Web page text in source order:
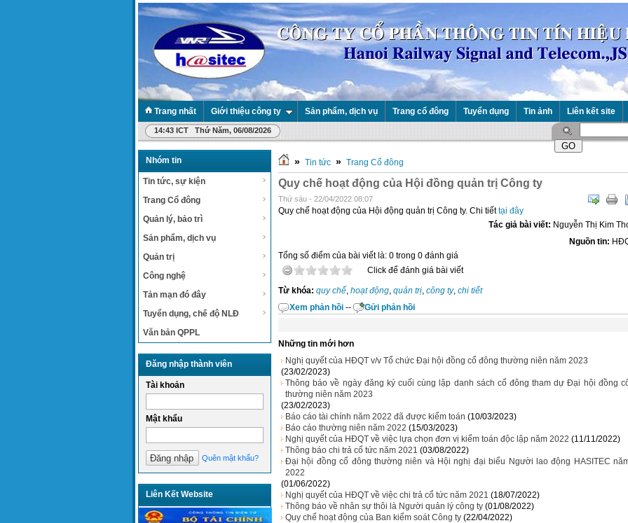
Trang nhất Giới thiệu công ty Sản phẩm, dịch vụ Trang cổ đông Tuyển dụng Tin ảnh Liên kết site
14:43 ICT Thứ Năm, 06/08/2026
Nhóm tin
Tin tức, sự kiện
Trang Cổ đông
Quản lý, bảo trì
Sản phẩm, dịch vụ
Quản trị
Công nghệ
Tản mạn đó đây
Tuyển dụng, chế độ NLĐ
Văn bản QPPL
Đăng nhập thành viên
Tài khoản
Mật khẩu
Quên mật khẩu?
Liên Kết Website
» Tin tức » Trang Cổ đông
Quy chế hoạt động của Hội đồng quản trị Công ty
Thứ sáu - 22/04/2022 08:07
Quy chế hoạt động của Hội động quản trị Công ty. Chi tiếttại đây
Tác giả bài viết: Nguyễn Thị Kim
Nguồn tin:
Tổng số điểm của bài viết là: 0 trong 0 đánh giá
Click để đánh giá bài viết
Từ khóa: quy chế, hoạt động, quản trị, công ty, chi tiết
Xem phản hồi -- Gửi phản hồi
Những tin mới hơn
Nghị quyết của HĐQT v/v Tổ chức Đại hội đồng cổ đông thường niên năm 2023
(23/02/2023)
Thông báo về ngày đăng ký cuối cùng lập danh sách cổ đông tham dự Đại hội đồng
thường niên năm 2023
(23/02/2023)
Báo cáo tài chính năm 2022 đã được kiểm toán (10/03/2023)
Báo cáo thường niên năm 2022 (15/03/2023)
Nghị quyết của HĐQT về việc lựa chọn đơn vị kiểm toán độc lập năm 2022 (11/11/2022)
Thông báo chi trả cổ tức năm 2021 (03/08/2022)
Đại hội đồng cổ đông thường niên và Hội nghị đại biểu Người lao động HASITEC
2022
(01/06/2022)
Nghị quyết của HĐQT về việc chi trả cổ tức năm 2021 (18/07/2022)
Thông báo về nhân sự thôi là Người quản lý công ty (01/08/2022)
Quy chế hoạt động của Ban kiểm soát Công ty (22/04/2022)